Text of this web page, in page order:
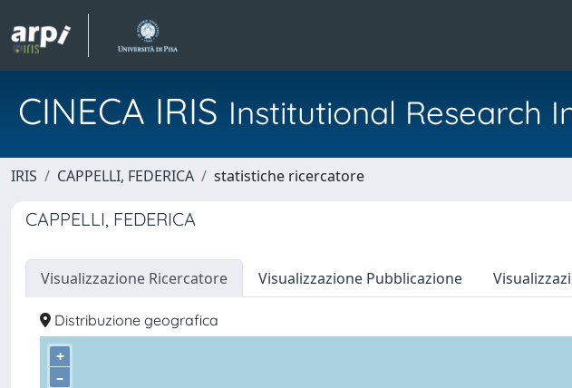
CINECA IRIS Institutional Research
IRIS CAPPELLI, FEDERICA statistiche ricercatore
CAPPELLI, FEDERICA
Visualizzazione Ricercatore Visualizzazione Pubblicazione
Distribuzione geografica
+
–